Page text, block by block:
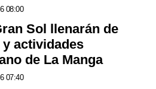
08:00
Sol llenarán de
actividades
de La Manga
07:40